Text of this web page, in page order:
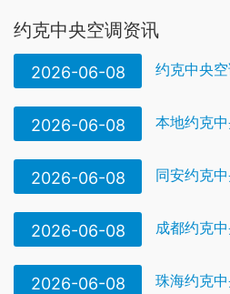
约克中央空调资讯
2026-06-08 约克中央
2026-06-08 本地约克
2026-06-08 同安约克
2026-06-08 成都约克
2026-06-08 珠海约克